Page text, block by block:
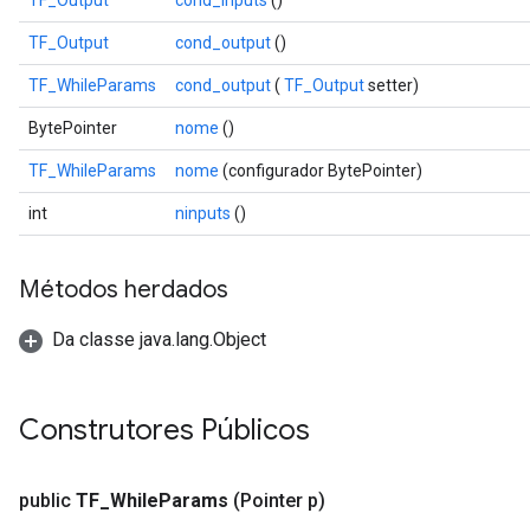
TF_Output cond_output()
TF_WhileParams cond_output( TF_Outputsetter)
BytePointer nome ()
TF_WhileParams nome (configurador BytePointer)
int ninputs ()
Métodos herdados
Da classe java.lang.Object
Construtores Públicos
public TF WhileParams (Pointer p)